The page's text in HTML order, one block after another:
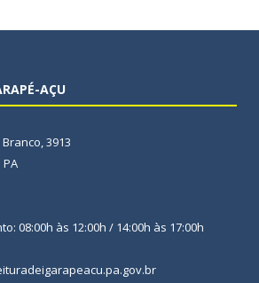
AÇU
3913
08:00h às 12:00h / 14:00h às 17:00h